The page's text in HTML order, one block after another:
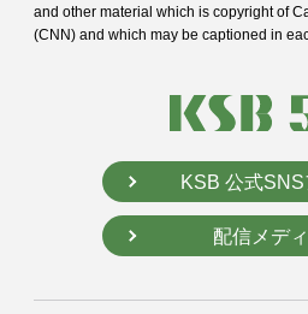
and other material which is copyright of
(CNN) and which may be captioned in
KSB 公式SNS
配信メデ